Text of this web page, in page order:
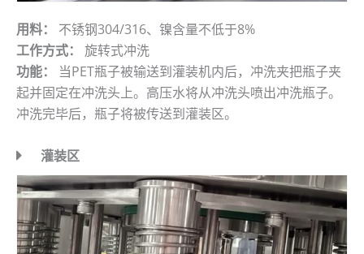
用料：
不锈钢304/316、镍含量不低于8%
工作方式：
旋转式冲洗
功能：
当PET瓶子被输送到灌装机内后，冲洗夹把瓶子夹
起并固定在冲洗头上。高压水将从冲洗头喷出冲洗瓶子。
冲洗完毕后，瓶子将被传送到灌装区。
灌装区